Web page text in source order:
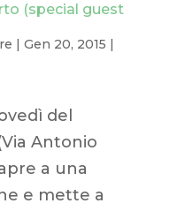
(special guest
| Gen 20, 2015 |
del
Antonio
a una
e mette a